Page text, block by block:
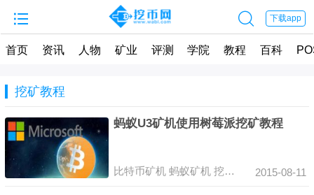
  下载app
首页 资讯 人物 矿业 评测 学院 教程 百科
挖矿教程
蚂蚁U3矿机使用树莓派挖矿教程
比特币矿机 蚂蚁矿机 挖矿教程 2015-08-11